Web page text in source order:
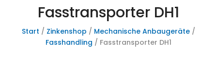
Fasstransporter DH1
Start / Zinkenshop / Mechanische Anbaugeräte/
Fasshandling / Fasstransporter DH1